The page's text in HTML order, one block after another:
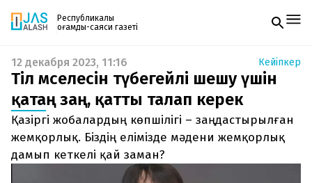
Республикалық
қоғамдық-саяси газеті
Жаңалықтар
Спорт
Live
Руханият
Аймақ
Архив
Заң және тәртіп
Газетке жазылу
PDF форматтағы газетті ай сайын электронды
поштаңызға алып отырыңыз. Жаңа нөмір
шыққан сәтте сізге бірден жіберіледі. Тек email
енгізіңіз, біз қалғанын өзіміз жібереміз.
12 декабря 2023, 11:16 Кейіпкер
Тіл мәселесін түбегейлі шешу үшін
қатаң заң, қатты талап керек
Қазіргі жобалардың көпшілігі – заңдастырылған
жемқорлық. Біздің елімізде мәдени жемқорлық
дамып кеткелі қай заман?